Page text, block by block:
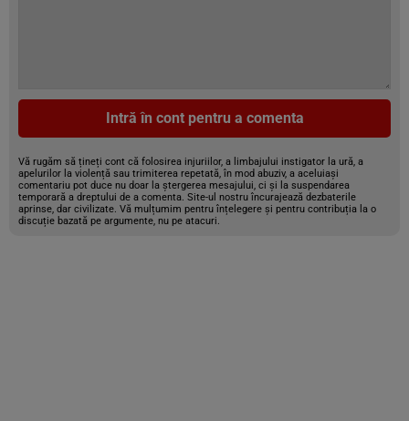
Intră în cont pentru a comenta
Vă rugăm să țineți cont că folosirea injuriilor, a limbajului instigator la ură, a
apelurilor la violență sau trimiterea repetată, în mod abuziv, a aceluiași
comentariu pot duce nu doar la ștergerea mesajului, ci și la suspendarea
temporară a dreptului de a comenta. Site-ul nostru încurajează dezbaterile
aprinse, dar civilizate. Vă mulțumim pentru înțelegere și pentru contribuția la o
discuție bazată pe argumente, nu pe atacuri.